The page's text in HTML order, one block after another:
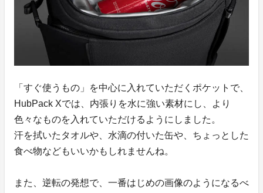
「すぐ使うもの」を中心に入れていただくポケットで、
HubPack Xでは、内張りを水に強い素材にし、より
色々なものを入れていただけるようにしました。
汗を拭いたタオルや、水滴の付いた缶や、ちょっとした
食べ物などもいいかもしれませんね。
また、逆転の発想で、一番はじめの画像のようになるべ